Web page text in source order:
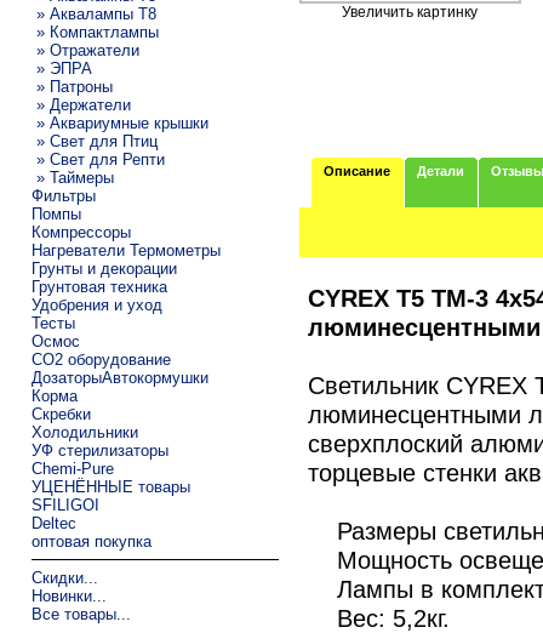
» Аквалампы T8
» Компактлампы
» Отражатели
» ЭПРА
» Патроны
» Держатели
» Аквариумные крышки
» Свет для Птиц
» Свет для Репти
» Таймеры
Фильтры
Помпы
Компрессоры
Нагреватели Термометры
Грунты и декорации
Грунтовая техника
Удобрения и уход
Тесты
Осмос
CO2 оборудование
ДозаторыАвтокормушки
Корма
Скребки
Холодильники
УФ стерилизаторы
Chemi-Pure
УЦЕНЁННЫЕ товары
SFILIGOI
Deltec
оптовая покупка
Скидки...
Новинки...
Все товары...
Увеличить картинку
Описание Детали Отзывы
CYREX T5 TM-3
люминесцентными
Светильник CYREX
люминесцентными
сверхплоский
торцевые стенки
Размеры
Мощность
Лампы в
Вес: 5,2кг.